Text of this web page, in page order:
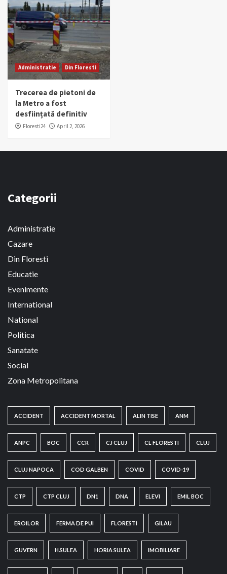
Administratie Din Floresti
Trecerea de pietoni de
la Metro a fost
desființată definitiv
Floresti24 April 2, 2026
Categorii
Administratie
Cazare
Din Floresti
Educatie
Evenimente
International
National
Politica
Sanatate
Social
Zona Metropolitana
ACCIDENT ACCIDENT MORTAL ALIN TISE ANM
ANPC BOC CCR CJ CLUJ CL FLORESTI CLUJ
CLUJ NAPOCA COD GALBEN COVID COVID-19
CTP CTP CLUJ DN1 DNA ELEVI EMIL BOC
EROILOR FERMA DE PUI FLORESTI GILAU
GUVERN H.SULEA HORIA SULEA IMOBILIARE